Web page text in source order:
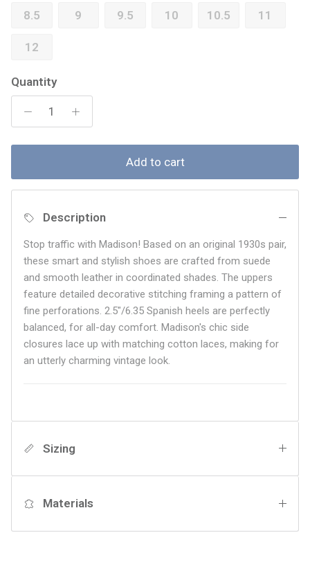
8.5 9 9.5 10 10.5 11
12
Quantity
Add to cart
Description
Stop traffic with Madison! Based on an original 1930s pair,
these smart and stylish shoes are crafted from suede
and smooth leather in coordinated shades. The uppers
feature detailed decorative stitching framing a pattern of
fine perforations. 2.5"/6.35 Spanish heels are perfectly
balanced, for all-day comfort. Madison's chic side
closures lace up with matching cotton laces, making for
an utterly charming vintage look.
Sizing
Materials